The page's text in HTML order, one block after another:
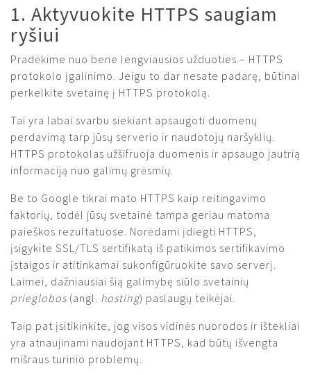
1. Aktyvuokite HTTPS saugiam
ryšiui
Pradėkime nuo bene lengviausios užduoties – HTTPS
protokolo įgalinimo. Jeigu to dar nesate padarę, būtinai
perkelkite svetainę į HTTPS protokolą.
Tai yra labai svarbu siekiant apsaugoti duomenų
perdavimą tarp jūsų serverio ir naudotojų naršyklių.
HTTPS protokolas užšifruoja duomenis ir apsaugo jautrią
informaciją nuo galimų grėsmių.
Be to Google tikrai mato HTTPS kaip reitingavimo
faktorių, todėl jūsų svetainė tampa geriau matoma
paieškos rezultatuose. Norėdami įdiegti HTTPS,
įsigykite SSL/TLS sertifikatą iš patikimos sertifikavimo
įstaigos ir atitinkamai sukonfigūruokite savo serverį.
Laimei, dažniausiai šią galimybę siūlo svetainių
prieglobos (angl. hosting) paslaugų teikėjai.
Taip pat įsitikinkite, jog visos vidinės nuorodos ir ištekliai
yra atnaujinami naudojant HTTPS, kad būtų išvengta
mišraus turinio problemų.